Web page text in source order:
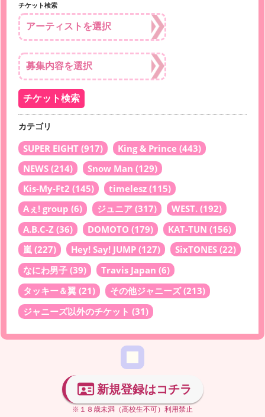
チケット検索
カテゴリ
SUPER EIGHT (917) King & Prince (443)
NEWS (214) Snow Man (129)
Kis-My-Ft2 (145) timelesz (115)
Aぇ! group (6) ジュニア (317) WEST. (192)
A.B.C-Z (36) DOMOTO (179) KAT-TUN (156)
嵐 (227) Hey! Say! JUMP (127) SixTONES (22)
なにわ男子 (39) Travis Japan (6)
タッキー＆翼 (21) その他ジャニーズ(213)
ジャニーズ以外のチケット (31)
新規登録はコチラ
※１８歳未満（高校生不可）利用禁止